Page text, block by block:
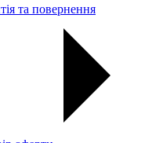
та повернення